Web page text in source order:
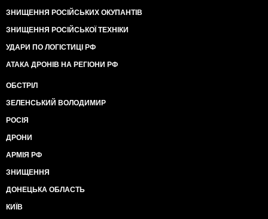
ЗНИЩЕННЯ РОСІЙСЬКИХ ОКУПАНТІВ
ЗНИЩЕННЯ РОСІЙСЬКОЇ ТЕХНІКИ
УДАРИ ПО ЛОГІСТИЦІ РФ
АТАКА ДРОНІВ НА РЕГІОНИ РФ
ОБСТРІЛ
ЗЕЛЕНСЬКИЙ ВОЛОДИМИР
РОСІЯ
ДРОНИ
АРМІЯ РФ
ЗНИЩЕННЯ
ДОНЕЦЬКА ОБЛАСТЬ
КИЇВ